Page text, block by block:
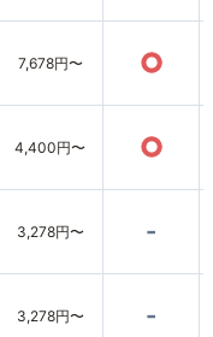
7,678円〜 ○
4,400円〜 ○
3,278円〜 -
3,278円〜 -